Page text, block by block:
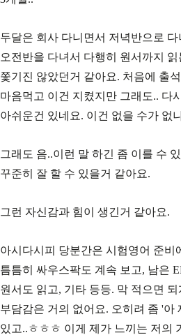
두달은 회사 다니면서 저녁반으로
오전반을 다녀서 다행히 원서까지 읽
쫓기진 않았던거 같아요. 처음에 출
마음먹고 이건 지켰지만 그래도.. 다
아쉬운건 있네요. 이건 없을 수가 없
그래도 음..이런 말 하긴 좀 이를 수
꾸준히 잘 할 수 있을거 같아요.
그런 자신감과 힘이 생긴거 같아요.
아시다시피 당분간은 시험영어 준비
틈틈히 싸우스팍도 계속 보고, 남은
원서도 읽고, 기타 등등. 막 적으면
부담감은 거의 없어요. 오히려 좀 '아
있고..ㅎㅎㅎ 이게 제가 느끼는 저의